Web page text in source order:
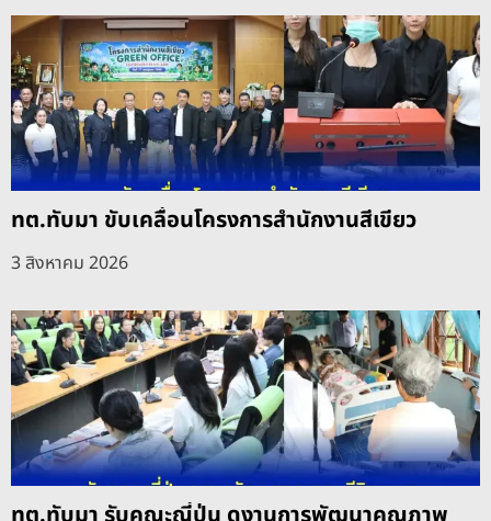
ทต.ทับมา ขับเคลื่อนโครงการสำนักงานสีเขียว
3 สิงหาคม 2026